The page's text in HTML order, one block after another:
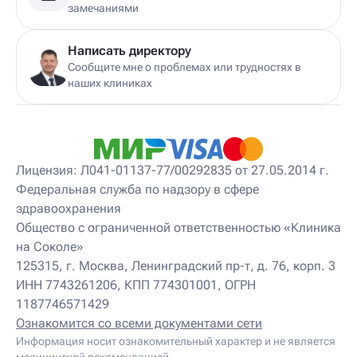
Детский диетолог
Детский инструктор ЛФК
Детский кинезиолог
Детский консультирующий врач ЛФК
Детский мануальный терапевт
Детский массажист
Детский невропатолог
Детский нейропсихолог
Детский нутрициолог
Детский ортопед
Детский остеопат
Детский отоневролог
Детский подиатр
Детский психолог
Детский психотерапевт
Детский реабилитолог
Детский ревматолог
Детский рефлексотерапевт
Детский сомнолог
замечаниями
Написать директору
Сообщите мне о проблемах или трудностях в
наших клиниках
Лицензия: Л041-01137-77/00292835 от 27.05.2014 г.
Федеральная служба по надзору в сфере
здравоохранения
Общество с ограниченной ответственностью «Клиника
на Соколе»
125315, г. Москва, Ленинградский пр-т, д. 76, корп. 3
ИНН 7743261206, КПП 774301001, ОГРН
1187746571429
Ознакомится со всеми документами сети
Информация носит ознакомительный характер и не является